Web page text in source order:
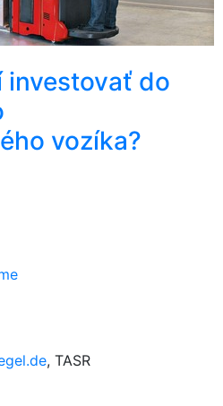
investovať do
vozíka?
, TASR